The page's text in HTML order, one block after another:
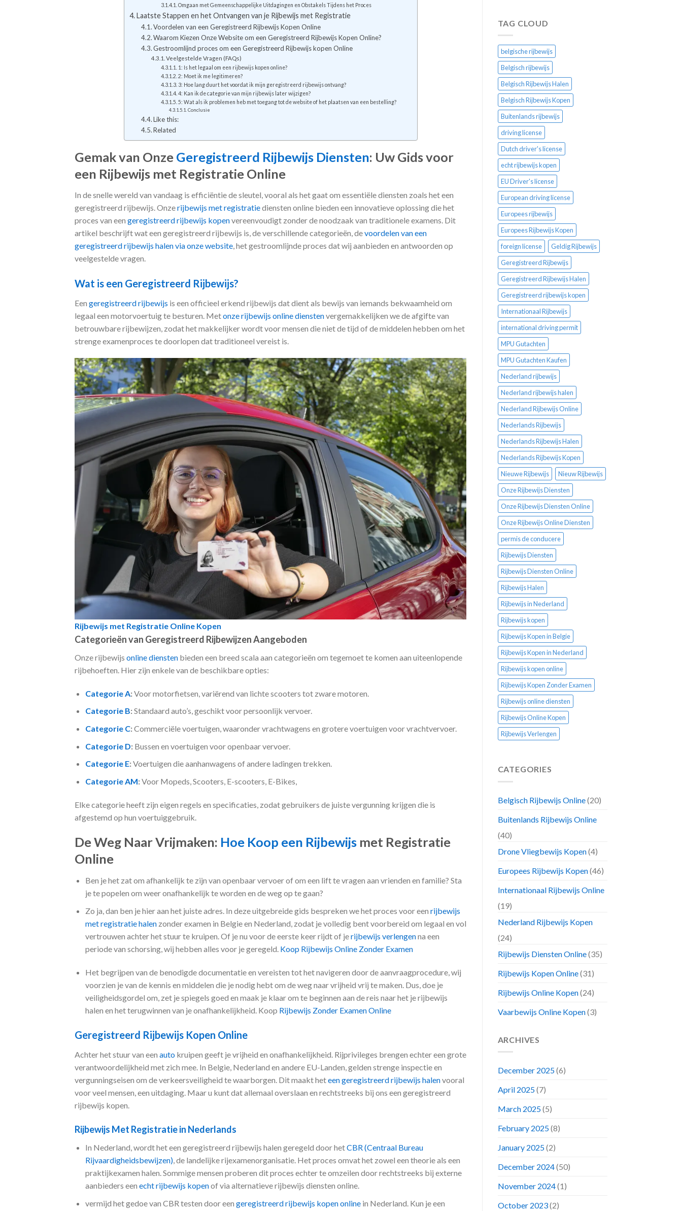
Omgaan met Gemeenschappelijke Uitdagingen en Obstakels Tijdens het Proces
Laatste Stappen en het Ontvangen van je Rijbewijs met Registratie
Voordelen van een Geregistreerd Rijbewijs Kopen Online
Waarom Kiezen Onze Website om een Geregistreerd Rijbewijs Kopen Online?
Gestroomlijnd proces om een Geregistreerd Rijbewijs kopen Online
Veelgestelde Vragen (FAQs)
1: Is het legaal om een rijbewijs kopen online?
2: Moet ik me legitimeren?
3: Hoe lang duurt het voordat ik mijn geregistreerd rijbewijs ontvang?
4: Kan ik de categorie van mijn rijbewijs later wijzigen?
5: Wat als ik problemen heb met toegang tot de website of het plaatsen van een bestelling?
Conclusie
Like this:
Related
Gemak van Onze Geregistreerd Rijbewijs Diensten: Uw Gids voor
een Rijbewijs met Registratie Online
In de snelle wereld van vandaag is efficiëntie de sleutel, vooral als het gaat om essentiële diensten zoals het een
geregistreerd rijbewijs. Onzerijbewijs met registratiediensten online bieden een innovatieve oplossing die het
proces van een geregistreerd rijbewijs kopenvereenvoudigt zonder de noodzaak van traditionele examens. Dit
artikel beschrijft wat een geregistreerd rijbewijs is, de verschillende categorieën, devoordelen van een
geregistreerd rijbewijs halen via onze website, het gestroomlijnde proces dat wij aanbieden en antwoorden op
veelgestelde vragen.
Wat is een Geregistreerd Rijbewijs?
Een geregistreerd rijbewijs is een officieel erkend rijbewijs dat dient als bewijs van iemands bekwaamheid om
legaal een motorvoertuig te besturen. Metonze rijbewijs online dienstenvergemakkelijken we de afgifte van
betrouwbare rijbewijzen, zodat het makkelijker wordt voor mensen die niet de tijd of de middelen hebben om het
strenge examenproces te doorlopen dat traditioneel vereist is.
Rijbewijs met Registratie Online Kopen
Categorieën van Geregistreerd Rijbewijzen Aangeboden
Onze rijbewijs online diensten bieden een breed scala aan categorieën om tegemoet te komen aan uiteenlopende
rijbehoeften. Hier zijn enkele van de beschikbare opties:
Categorie A:Voor motorfietsen, variërend van lichte scooters tot zware motoren.
Categorie B:Standaard auto’s, geschikt voor persoonlijk vervoer.
Categorie C:Commerciële voertuigen, waaronder vrachtwagens en grotere voertuigen voor vrachtvervoer.
Categorie D:Bussen en voertuigen voor openbaar vervoer.
Categorie E:Voertuigen die aanhanwagens of andere ladingen trekken.
Categorie AM:Voor Mopeds, Scooters, E-scooters, E-Bikes,
Elke categorie heeft zijn eigen regels en specificaties, zodat gebruikers de juiste vergunning krijgen die is
afgestemd op hun voertuiggebruik.
De Weg Naar Vrijmaken: Hoe Koop een Rijbewijs met Registratie
Online
Ben je het zat om afhankelijk te zijn van openbaar vervoer of om een lift te vragen aan vrienden en familie? Sta
je te popelen om weer onafhankelijk te worden en de weg op te gaan?
Zo ja, dan ben je hier aan het juiste adres. In deze uitgebreide gids bespreken we het proces voor een rijbewijs
met registratie halenzonder examen in Belgie en Nederland, zodat je volledig bent voorbereid om legaal en vol
vertrouwen achter het stuur te kruipen. Of je nu voor de eerste keer rijdt of jerijbewijs verlengenna een
periode van schorsing, wij hebben alles voor je geregeld. Koop Rijbewijs Online Zonder Examen
Het begrijpen van de benodigde documentatie en vereisten tot het navigeren door de aanvraagprocedure, wij
voorzien je van de kennis en middelen die je nodig hebt om de weg naar vrijheid vrij te maken. Dus, doe je
veiligheidsgordel om, zet je spiegels goed en maak je klaar om te beginnen aan de reis naar het je rijbewijs
halen en het terugwinnen van je onafhankelijkheid. Koop Rijbewijs Zonder Examen Online
Geregistreerd Rijbewijs Kopen Online
Achter het stuur van een auto kruipen geeft je vrijheid en onafhankelijkheid. Rijprivileges brengen echter een grote
verantwoordelijkheid met zich mee. In Belgie, Nederland en andere EU-Landen, gelden strenge inspectie en
vergunningseisen om de verkeersveiligheid te waarborgen. Dit maakt heteen geregistreerd rijbewijs halenvooral
voor veel mensen, een uitdaging. Maar u kunt dat allemaal overslaan en rechtstreeks bij ons een geregistreerd
rijbewijs kopen.
Rijbewijs Met Registratie in Nederlands
In Nederland, wordt het een geregistreerd rijbewijs halen geregeld door hetCBR (Centraal Bureau
Rijvaardigheidsbewijzen), de landelijke rijexamenorganisatie. Het proces omvat het zowel een theorie als een
praktijkexamen halen. Sommige mensen proberen dit proces echter te omzeilen door rechtstreeks bij externe
aanbieders een echt rijbewijs kopenof via alternatieve rijbewijs diensten online.
vermijd het gedoe van CBR testen door een geregistreerd rijbewijs kopen onlinein Nederland. Kun je een
TAG CLOUD
belgische rijbewijs
Belgisch rijbewijs
Belgisch Rijbewijs Halen
Belgisch Rijbewijs Kopen
Buitenlands rijbewijs
driving license
Dutch driver's license
echt rijbewijs kopen
EU Driver's license
European driving license
Europees rijbewijs
Europees Rijbewijs Kopen
foreign license
Geldig Rijbewijs
Geregistreerd Rijbewijs
Geregistreerd Rijbewijs Halen
Geregistreerd rijbewijs kopen
Internationaal Rijbewijs
international driving permit
MPU Gutachten
MPU Gutachten Kaufen
Nederland rijbewijs
Nederland rijbewijs halen
Nederland Rijbewijs Online
Nederlands Rijbewijs
Nederlands Rijbewijs Halen
Nederlands Rijbewijs Kopen
Nieuwe Rijbewijs
Nieuw Rijbewijs
Onze Rijbewijs Diensten
Onze Rijbewijs Diensten Online
Onze Rijbewijs Online Diensten
permis de conducere
Rijbewijs Diensten
Rijbewijs Diensten Online
Rijbewijs Halen
Rijbewijs in Nederland
Rijbewijs kopen
Rijbewijs Kopen in Belgie
Rijbewijs Kopen in Nederland
Rijbewijs kopen online
Rijbewijs Kopen Zonder Examen
Rijbewijs online diensten
Rijbewijs Online Kopen
Rijbewijs Verlengen
CATEGORIES
Belgisch Rijbewijs Online(20)
Buitenlands Rijbewijs Online
(40)
Drone Vliegbewijs Kopen(4)
Europees Rijbewijs Kopen(46)
Internationaal Rijbewijs Online
(19)
Nederland Rijbewijs Kopen
(24)
Rijbewijs Diensten Online(35)
Rijbewijs Kopen Online(31)
Rijbewijs Online Kopen(24)
Vaarbewijs Online Kopen(3)
ARCHIVES
December 2025(6)
April 2025(7)
March 2025(5)
February 2025(8)
January 2025(2)
December 2024(50)
November 2024(1)
October 2023(2)